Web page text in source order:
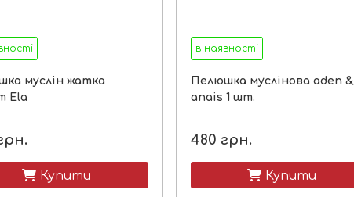
муслін жатка
Ela
 Купити
в наявності
Пелюшка муслінова aden &
anais 1 шт.
480 грн.
 Купити